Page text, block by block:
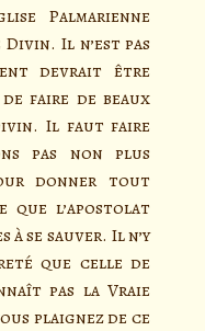
Palmarienne
Il n’est pas
devrait être
faire de beaux
Il faut faire
pas non plus
donner tout
que l’apostolat
à se sauver. Il n’y
que celle de
pas la Vraie
plaignez de ce